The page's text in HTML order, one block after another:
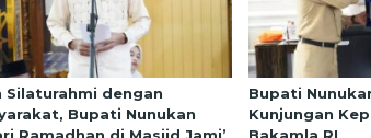
Silaturahmi dengan
Bupati Nunukan
Bupati
Kunjungan